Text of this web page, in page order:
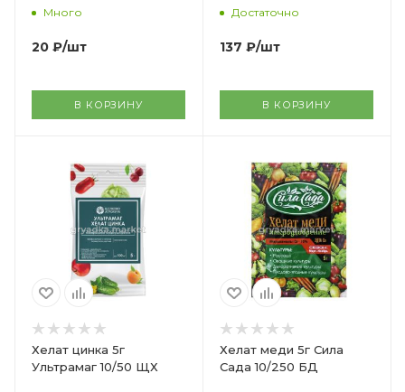
Много
20 ₽/шт
В КОРЗИНУ
Достаточно
137 ₽/шт
В КОРЗИНУ
Хелат цинка 5г
Ультрамаг 10/50 ЩХ
Хелат меди 5г Сила
Сада 10/250 БД